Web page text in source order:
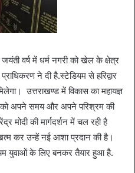
वर्ष में धर्म नगरी को खेल के क्षेत्र
ने दी है.स्टेडियम से हरिद्वार
उत्तराखण्ड में विकास का महायज्ञ
को अपने समय और अपने परिश्रम की
मोदी की मार्गदर्शन में चल रही है
कर उन्हें नई आशा प्रदान की है।
युवाओं के लिए बनकर तैयार हुआ है.